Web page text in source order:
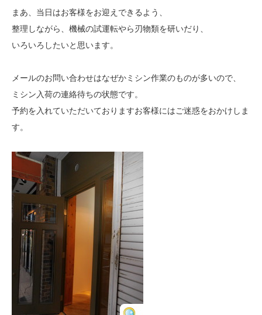
まあ、当日はお客様をお迎えできるよう、
整理しながら、機械の試運転やら刃物類を研いだり、
いろいろしたいと思います。
メールのお問い合わせはなぜかミシン作業のものが多いので、
ミシン入荷の連絡待ちの状態です。
予約を入れていただいておりますお客様にはご迷惑をおかけしま
す。